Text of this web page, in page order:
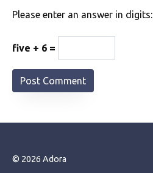
Please enter an answer in digits:
five + 6 =
© 2026 Adora